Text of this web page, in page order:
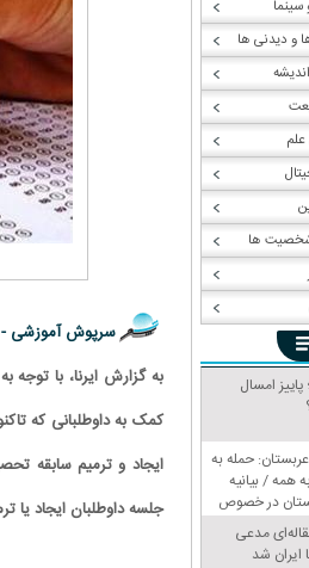
سرپوش آموزشی
به گزارش ایرنا، با
کمک به داوطلبانی که
جلسه داوطلبان ایجاد یا
سینما
و دیدنی ها
شخصیت ها
پاییز امسال
حمله به
همه / بیانیه
در خصوص
مکه مدعی
ایران شد